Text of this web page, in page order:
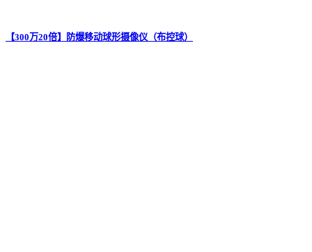
【300万20倍】防爆移动球形摄像仪（布控球）